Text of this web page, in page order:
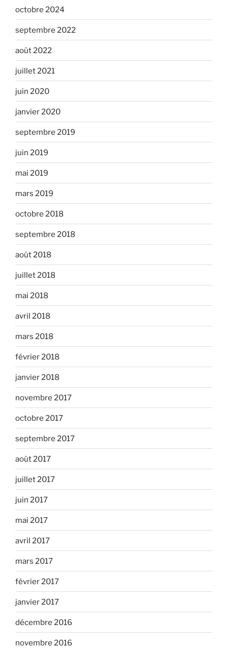
octobre 2024
septembre 2022
août 2022
juillet 2021
juin 2020
janvier 2020
septembre 2019
juin 2019
mai 2019
mars 2019
octobre 2018
septembre 2018
août 2018
juillet 2018
mai 2018
avril 2018
mars 2018
février 2018
janvier 2018
novembre 2017
octobre 2017
septembre 2017
août 2017
juillet 2017
juin 2017
mai 2017
avril 2017
mars 2017
février 2017
janvier 2017
décembre 2016
novembre 2016